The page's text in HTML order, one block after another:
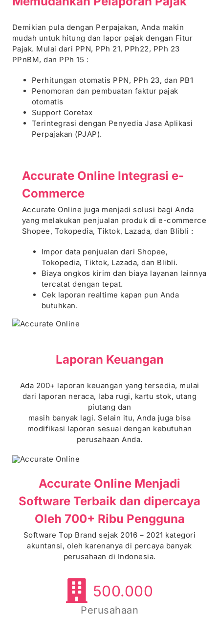
Demikian pula dengan Perpajakan, Anda makin
mudah untuk hitung dan lapor pajak dengan Fitur
Pajak. Mulai dari PPN, PPh 21, PPh22, PPh 23
PPnBM, dan PPh 15 :
Perhitungan otomatis PPN, PPh 23, dan PB1
Penomoran dan pembuatan faktur pajak
otomatis
Support Coretax
Terintegrasi dengan Penyedia Jasa Aplikasi
Perpajakan (PJAP).
Accurate Online Integrasi e-
Commerce
Accurate Online juga menjadi solusi bagi Anda
yang melakukan penjualan produk di e-commerce
Shopee, Tokopedia, Tiktok, Lazada, dan Blibli :
Impor data penjualan dari Shopee,
Tokopedia, Tiktok, Lazada, dan Blibli.
Biaya ongkos kirim dan biaya layanan lainnya
tercatat dengan tepat.
Cek laporan realtime kapan pun Anda
butuhkan.
Laporan Keuangan
Ada 200+ laporan keuangan yang tersedia, mulai
dari laporan neraca, laba rugi, kartu stok, utang
piutang dan
masih banyak lagi. Selain itu, Anda juga bisa
modifikasi laporan sesuai dengan kebutuhan
perusahaan Anda.
Accurate Online Menjadi
Software Terbaik dan dipercaya
Oleh 700+ Ribu Pengguna
Software Top Brand sejak 2016 – 2021 kategori
akuntansi, oleh karenanya di percaya banyak
perusahaan di Indonesia.
500.000
Perusahaan